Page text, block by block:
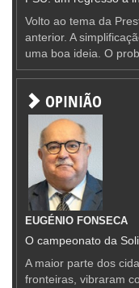
Volto ao tema da
anterior. A
uma boa ideia. O
OPINIÃO
EUGÉNIO FONSECA
O campeonato da
A maior parte dos
fronteiras, vibraram